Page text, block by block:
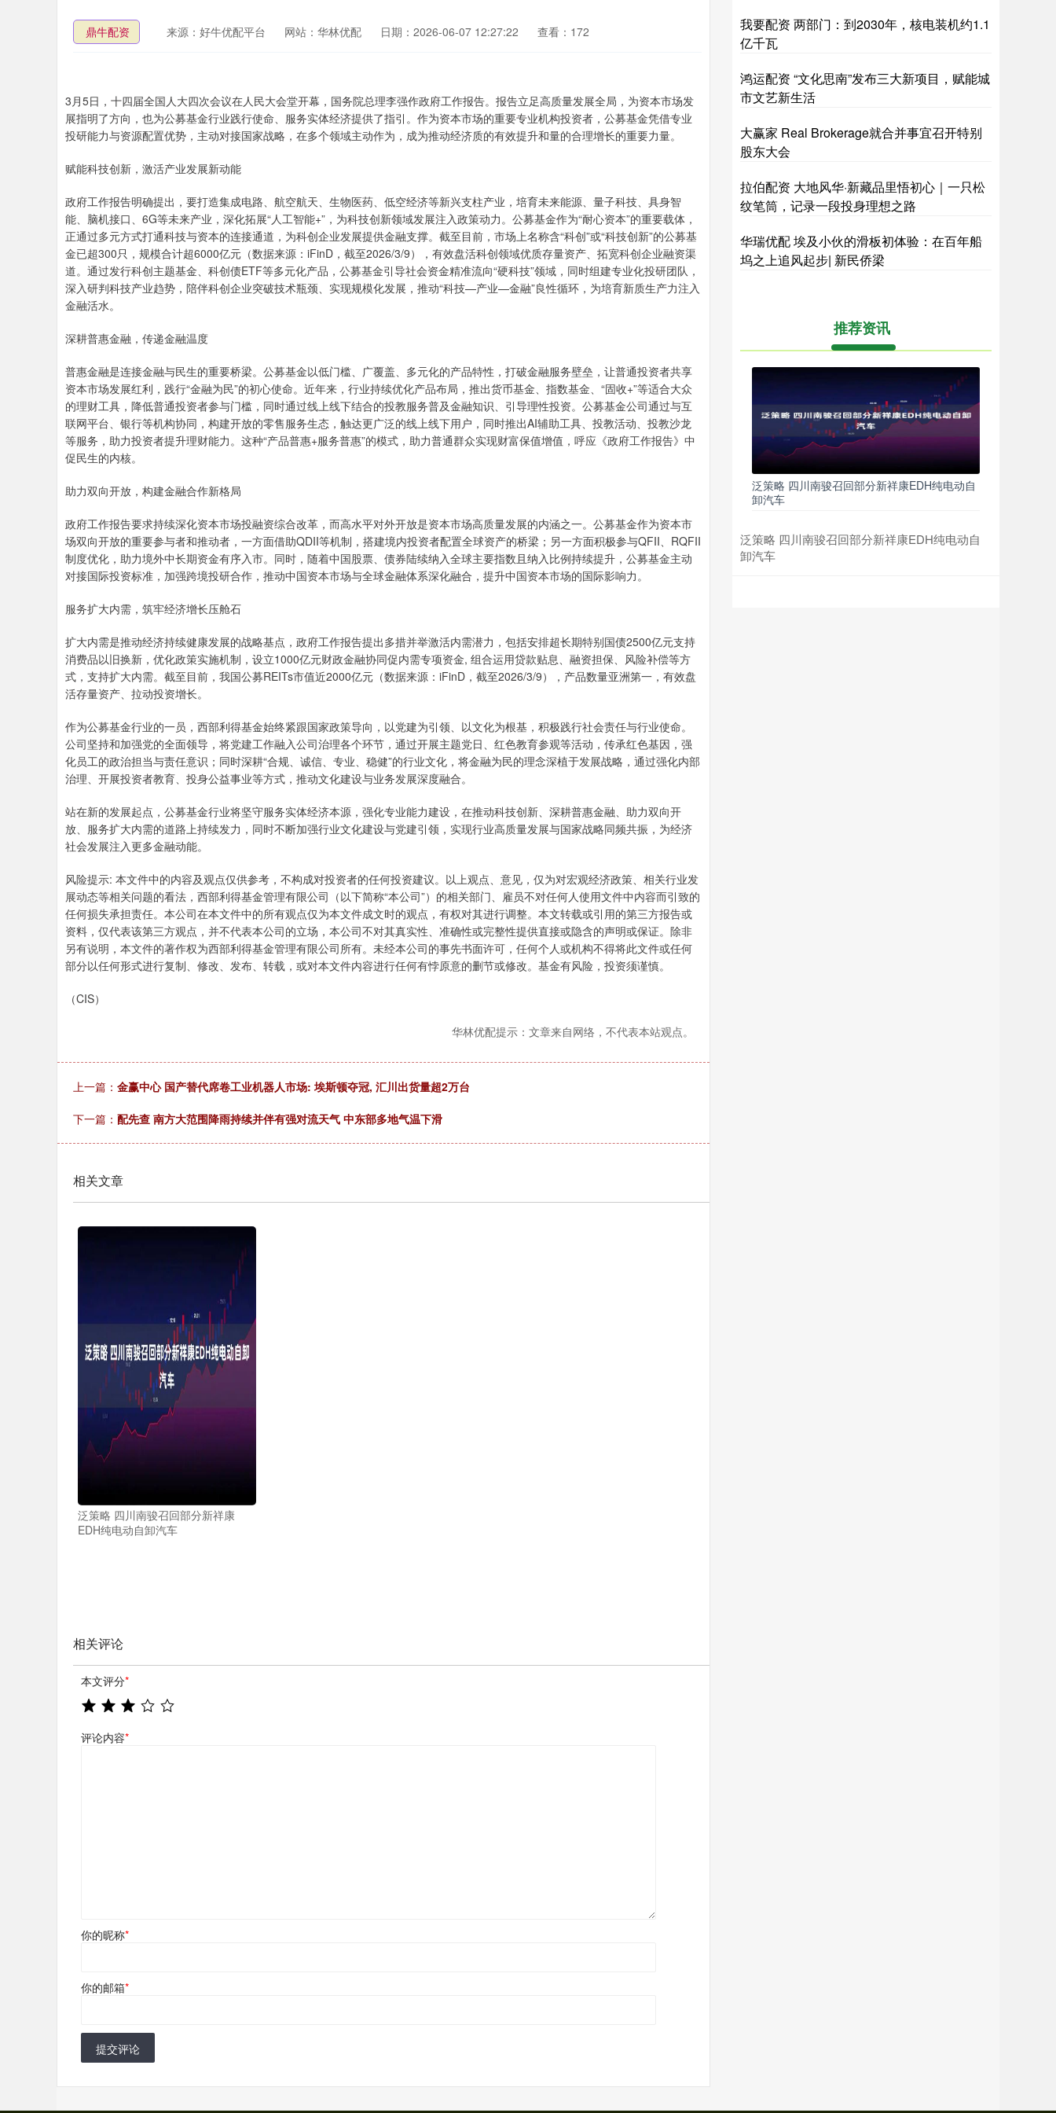
鼎牛配资 来源：好牛优配平台 网站：华林优配 日期：2026-06-07 12:27:22 查看：172
3月5日，十四届全国人大四次会议在人民大会堂开幕，国务院总理李强作政府工作报告。报告立足高质量发展全局，为资本市场发
展指明了方向，也为公募基金行业践行使命、服务实体经济提供了指引。作为资本市场的重要专业机构投资者，公募基金凭借专业
投研能力与资源配置优势，主动对接国家战略，在多个领域主动作为，成为推动经济质的有效提升和量的合理增长的重要力量。
赋能科技创新，激活产业发展新动能
政府工作报告明确提出，要打造集成电路、航空航天、生物医药、低空经济等新兴支柱产业，培育未来能源、量子科技、具身智
能、脑机接口、6G等未来产业，深化拓展“人工智能+”，为科技创新领域发展注入政策动力。公募基金作为“耐心资本”的重要载体，
正通过多元方式打通科技与资本的连接通道，为科创企业发展提供金融支撑。截至目前，市场上名称含“科创”或“科技创新”的公募基
金已超300只，规模合计超6000亿元（数据来源：iFinD，截至2026/3/9），有效盘活科创领域优质存量资产、拓宽科创企业融资渠
道。通过发行科创主题基金、科创债ETF等多元化产品，公募基金引导社会资金精准流向“硬科技”领域，同时组建专业化投研团队，
深入研判科技产业趋势，陪伴科创企业突破技术瓶颈、实现规模化发展，推动“科技—产业—金融”良性循环，为培育新质生产力注入
金融活水。
深耕普惠金融，传递金融温度
普惠金融是连接金融与民生的重要桥梁。公募基金以低门槛、广覆盖、多元化的产品特性，打破金融服务壁垒，让普通投资者共享
资本市场发展红利，践行“金融为民”的初心使命。近年来，行业持续优化产品布局，推出货币基金、指数基金、“固收+”等适合大众
的理财工具，降低普通投资者参与门槛，同时通过线上线下结合的投教服务普及金融知识、引导理性投资。公募基金公司通过与互
联网平台、银行等机构协同，构建开放的零售服务生态，触达更广泛的线上线下用户，同时推出AI辅助工具、投教活动、投教沙龙
等服务，助力投资者提升理财能力。这种“产品普惠+服务普惠”的模式，助力普通群众实现财富保值增值，呼应《政府工作报告》中
促民生的内核。
助力双向开放，构建金融合作新格局
政府工作报告要求持续深化资本市场投融资综合改革，而高水平对外开放是资本市场高质量发展的内涵之一。公募基金作为资本市
场双向开放的重要参与者和推动者，一方面借助QDII等机制，搭建境内投资者配置全球资产的桥梁；另一方面积极参与QFII、RQFII
制度优化，助力境外中长期资金有序入市。同时，随着中国股票、债券陆续纳入全球主要指数且纳入比例持续提升，公募基金主动
对接国际投资标准，加强跨境投研合作，推动中国资本市场与全球金融体系深化融合，提升中国资本市场的国际影响力。
服务扩大内需，筑牢经济增长压舱石
扩大内需是推动经济持续健康发展的战略基点，政府工作报告提出多措并举激活内需潜力，包括安排超长期特别国债2500亿元支持
消费品以旧换新，优化政策实施机制，设立1000亿元财政金融协同促内需专项资金, 组合运用贷款贴息、融资担保、风险补偿等方
式，支持扩大内需。截至目前，我国公募REITs市值近2000亿元（数据来源：iFinD，截至2026/3/9），产品数量亚洲第一，有效盘
活存量资产、拉动投资增长。
作为公募基金行业的一员，西部利得基金始终紧跟国家政策导向，以党建为引领、以文化为根基，积极践行社会责任与行业使命。
公司坚持和加强党的全面领导，将党建工作融入公司治理各个环节，通过开展主题党日、红色教育参观等活动，传承红色基因，强
化员工的政治担当与责任意识；同时深耕“合规、诚信、专业、稳健”的行业文化，将金融为民的理念深植于发展战略，通过强化内部
治理、开展投资者教育、投身公益事业等方式，推动文化建设与业务发展深度融合。
站在新的发展起点，公募基金行业将坚守服务实体经济本源，强化专业能力建设，在推动科技创新、深耕普惠金融、助力双向开
放、服务扩大内需的道路上持续发力，同时不断加强行业文化建设与党建引领，实现行业高质量发展与国家战略同频共振，为经济
社会发展注入更多金融动能。
风险提示: 本文件中的内容及观点仅供参考，不构成对投资者的任何投资建议。以上观点、意见，仅为对宏观经济政策、相关行业发
展动态等相关问题的看法，西部利得基金管理有限公司（以下简称“本公司”）的相关部门、雇员不对任何人使用文件中内容而引致的
任何损失承担责任。本公司在本文件中的所有观点仅为本文件成文时的观点，有权对其进行调整。本文转载或引用的第三方报告或
资料，仅代表该第三方观点，并不代表本公司的立场，本公司不对其真实性、准确性或完整性提供直接或隐含的声明或保证。除非
另有说明，本文件的著作权为西部利得基金管理有限公司所有。未经本公司的事先书面许可，任何个人或机构不得将此文件或任何
部分以任何形式进行复制、修改、发布、转载，或对本文件内容进行任何有悖原意的删节或修改。基金有风险，投资须谨慎。
（CIS）
华林优配提示：文章来自网络，不代表本站观点。
上一篇： 金赢中心 ‌国产替代席卷工业机器人市场: 埃斯顿夺冠, 汇川出货量超2万台
下一篇： 配先查 南方大范围降雨持续并伴有强对流天气 中东部多地气温下滑
相关文章
泛策略 四川南骏召回部分新祥康
EDH纯电动自卸汽车
相关评论
本文评分*
评论内容*
你的昵称*
你的邮箱*
提交评论
我要配资 两部门：到2030年，核电装机约1.1
亿千瓦
鸿运配资 “文化思南”发布三大新项目，赋能城
市文艺新生活
大赢家 Real Brokerage就合并事宜召开特别
股东大会
拉伯配资 大地风华·新藏品里悟初心｜一只松
纹笔筒，记录一段投身理想之路
华瑞优配 埃及小伙的滑板初体验：在百年船
坞之上追风起步| 新民侨梁
推荐资讯
泛策略 四川南骏召回部分新祥康EDH纯电动自
卸汽车
泛策略 四川南骏召回部分新祥康EDH纯电动自
卸汽车